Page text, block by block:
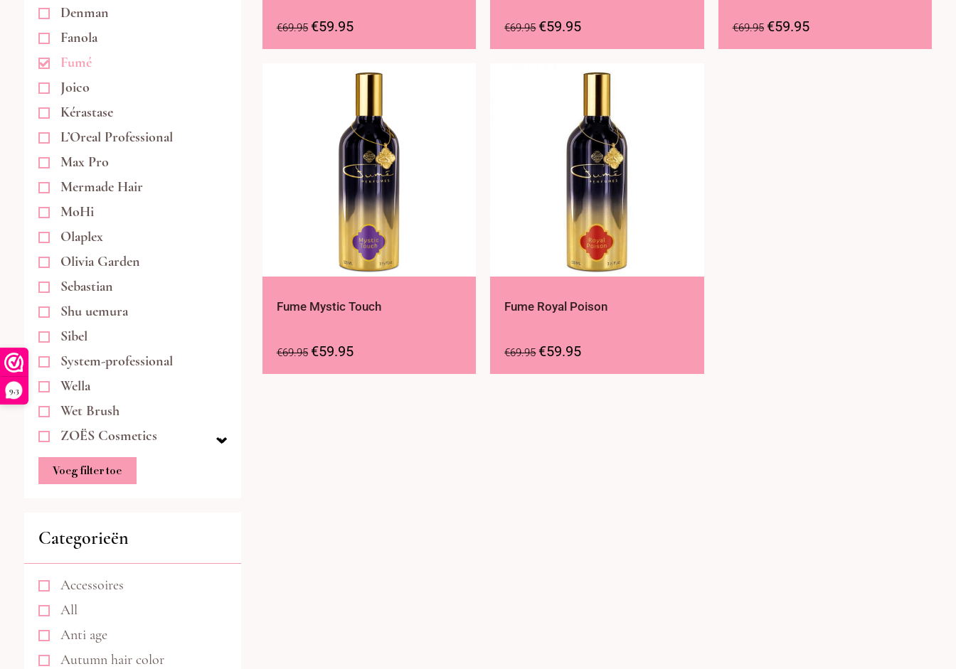
9,3
Denman
Fanola
Fumé
Joico
Kérastase
L’Oreal Professional
Max Pro
Mermade Hair
MoHi
Olaplex
Olivia Garden
Sebastian
Shu uemura
Sibel
System-professional
Wella
Wet Brush
ZOËS Cosmetics
Voeg filter toe
Categorieën
Accessoires
All
Anti age
Autumn hair color
€69.95 €59.95 €69.95 €59.95 €69.95 €59.95
Fume Mystic Touch
€69.95 €59.95
Fume Royal Poison
€69.95 €59.95